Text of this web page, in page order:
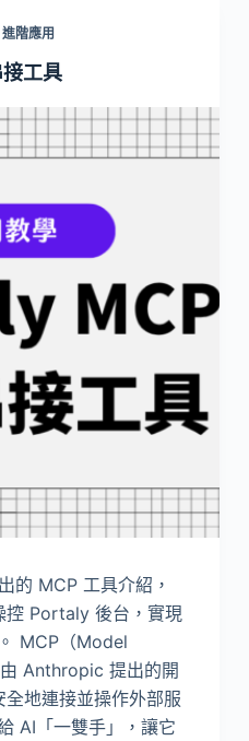
進階應用
工具
的 MCP 工具介紹，
控 Portaly 後台，實現
MCP（Model
Anthropic 提出的開
地連接並操作外部服
AI「一雙手」，讓它